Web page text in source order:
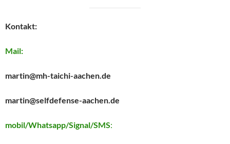
Kontakt:
Mail:
martin@mh-taichi-aachen.de
martin@selfdefense-aachen.de
mobil/Whatsapp/Signal/SMS: